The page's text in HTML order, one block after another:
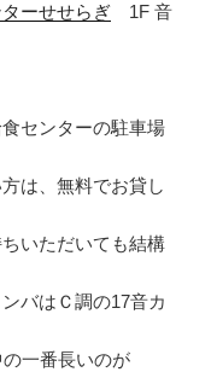
ーせせらぎ 1F 音
ンターの駐車場
は、無料でお貸し
ただいても結構
バはＣ調の17音カ
番長いのが